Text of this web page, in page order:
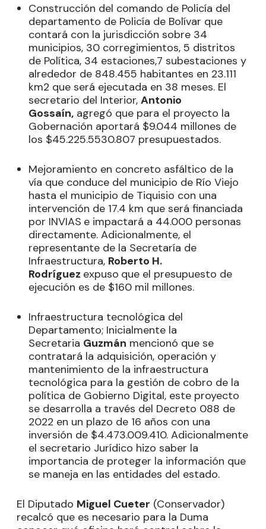
Construcción del comando de Policía del
departamento de Policía de Bolívar que
contará con la jurisdicción sobre 34
municipios, 30 corregimientos, 5 distritos
de Política, 34 estaciones,7 subestaciones y
alrededor de 848.455 habitantes en 23.111
km2 que será ejecutada en 38 meses. El
secretario del Interior, Antonio
Gossaín, agregó que para el proyecto la
Gobernación aportará $9.044 millones de
los $45.225.5530.807 presupuestados.
Mejoramiento en concreto asfáltico de la
vía que conduce del municipio de Río Viejo
hasta el municipio de Tiquisio con una
intervención de 17.4 km que será financiada
por INVIAS e impactará a 44.000 personas
directamente. Adicionalmente, el
representante de la Secretaría de
Infraestructura, Roberto H.
Rodríguez expuso que el presupuesto de
ejecución es de $160 mil millones.
Infraestructura tecnológica del
Departamento; Inicialmente la
Secretaria Guzmán mencionó que se
contratará la adquisición, operación y
mantenimiento de la infraestructura
tecnológica para la gestión de cobro de la
política de Gobierno Digital, este proyecto
se desarrolla a través del Decreto 088 de
2022 en un plazo de 16 años con una
inversión de $4.473.009.410. Adicionalmente
el secretario Jurídico hizo saber la
importancia de proteger la información que
se maneja en las entidades del estado.
El Diputado Miguel Cueter (Conservador)
recalcó que es necesario para la Duma